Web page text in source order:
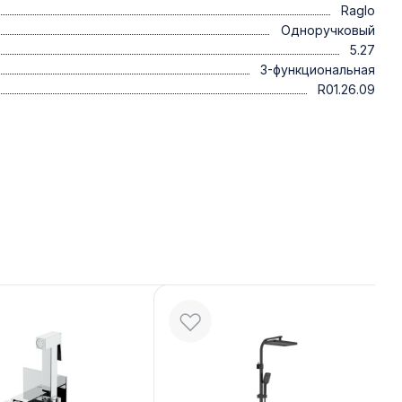
Raglo
Одноручковый
5.27
3-функциональная
R01.26.09